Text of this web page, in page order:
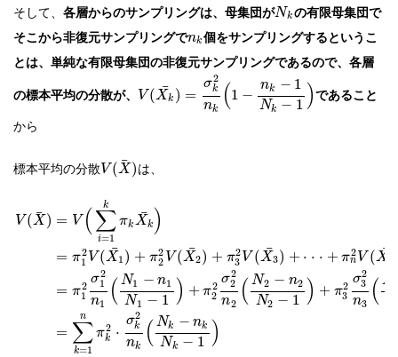
そして、 各層からのサンプリングは、母集団がNk の有限母集団で
そこから非復元サンプリングでnk個をサンプリングするというこ
とは、単純な有限母集団の非復元サンプリングであるので、各層
の標本平均の分散が、
V (Xk
¯ ) =
σ2
k
nk (1 −
nk − 1
Nk − 1 )であること
から
標本平均の分散V (X
¯)は、
V (X
¯) =
=
=
=
V (∑
i=1
k
πkXk
¯ )
π2
1 V (X1
¯ ) + π2
2 V(X2
¯ ) + π2
3 V (X3
¯ ) + ⋅ ⋅ ⋅ + π2
n V (X¯
π2
1
σ2
1
n1 ( N1 − n1
N1 − 1 ) + π2
2
σ2
2
n2 ( N2 − n2
N2 − 1 ) + π2
3
σ2
3
n3 ( N
∑
k=1
n
π2
k ⋅
σ2
k
nk ( Nk − nk
Nk − 1 )